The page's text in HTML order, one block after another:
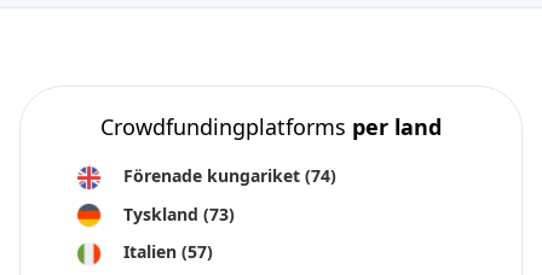
Crowdfundingplatforms per land
Förenade kungariket (74)
Tyskland (73)
Italien (57)